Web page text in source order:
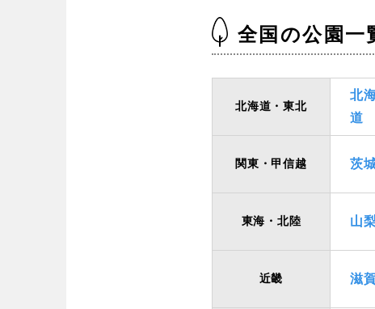
カフェ・レストラン
アスレチックコース
ドッグ
キャンプ場 バス
アスレチックコ
インクルーシブ
全国の公園一
北海道・東北
北
道
関東・甲信越 茨
東海・北陸 山
近畿 滋